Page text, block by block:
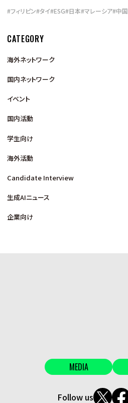
#フィリピン#タイ#ESG#日本#マレーシア#中国
CATEGORY
海外ネットワーク
国内ネットワーク
イベント
国内活動
学生向け
海外活動
Candidate Interview
生成AIニュース
企業向け
MEDIA
Follow us